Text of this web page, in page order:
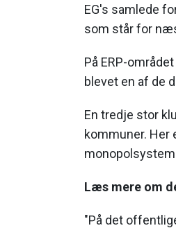
EG's samlede
som står for
På ERP-
blevet en af de
En tredje stor
kommuner. Her
Læs mere om
"På det